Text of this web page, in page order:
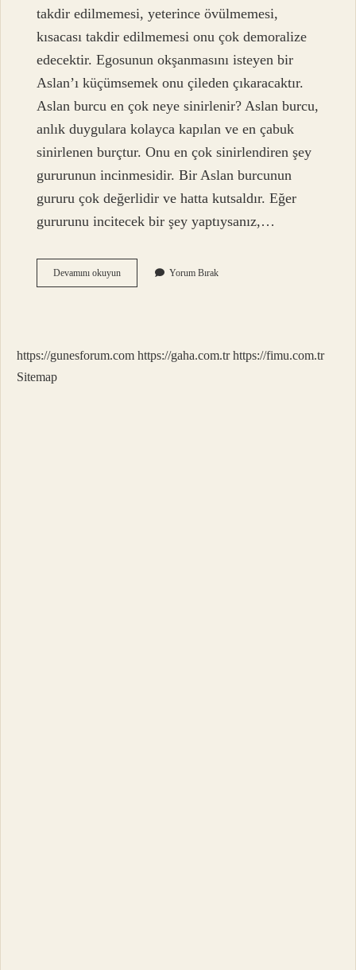
takdir edilmemesi, yeterince övülmemesi,
kısacası takdir edilmemesi onu çok demoralize
edecektir. Egosunun okşanmasını isteyen bir
Aslan’ı küçümsemek onu çileden çıkaracaktır.
Aslan burcu en çok neye sinirlenir? Aslan burcu,
anlık duygulara kolayca kapılan ve en çabuk
sinirlenen burçtur. Onu en çok sinirlendiren şey
gururunun incinmesidir. Bir Aslan burcunun
gururu çok değerlidir ve hatta kutsaldır. Eğer
gururunu incitecek bir şey yaptıysanız,…
Devamını okuyunAslan
Burcu
Yorum Bırak
https://gunesforum.com https://gaha.com.tr https://fimu.com.tr
Sitemap